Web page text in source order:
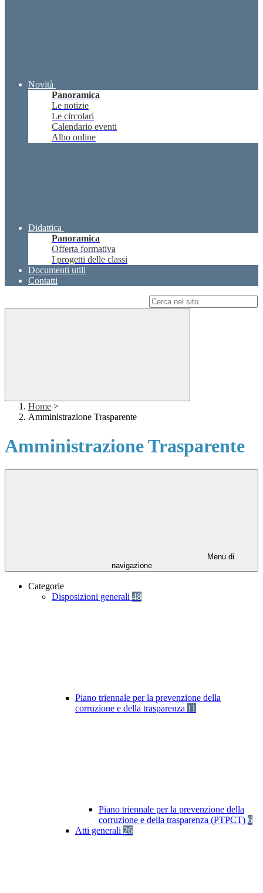
Novità
Panoramica
Le notizie
Le circolari
Calendario eventi
Albo online
Didattica
Panoramica
Offerta formativa
I progetti delle classi
Documenti utili
Contatti
Home >
Amministrazione Trasparente
Amministrazione Trasparente
Menu di
navigazione
Categorie
Disposizioni generali 48
Piano triennale per la prevenzione della
corruzione e della trasparenza 11
Piano triennale per la prevenzione della
corruzione e della trasparenza (PTPCT) 6
Atti generali 26